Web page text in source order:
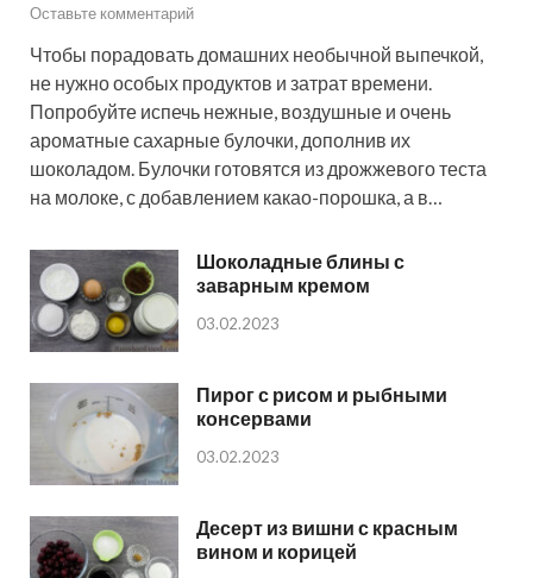
Оставьте комментарий
Чтобы порадовать домашних необычной выпечкой,
не нужно особых продуктов и затрат времени.
Попробуйте испечь нежные, воздушные и очень
ароматные сахарные булочки, дополнив их
шоколадом. Булочки готовятся из дрожжевого теста
на молоке, с добавлением какао-порошка, а в…
Шоколадные блины с
заварным кремом
03.02.2023
Пирог с рисом и рыбными
консервами
03.02.2023
Десерт из вишни с красным
вином и корицей